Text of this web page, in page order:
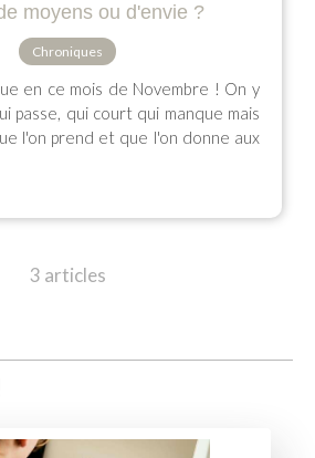
moyens ou d'envie ?
Chroniques
en ce mois de Novembre ! On y
passe, qui court qui manque mais
l'on prend et que l'on donne aux
3 articles